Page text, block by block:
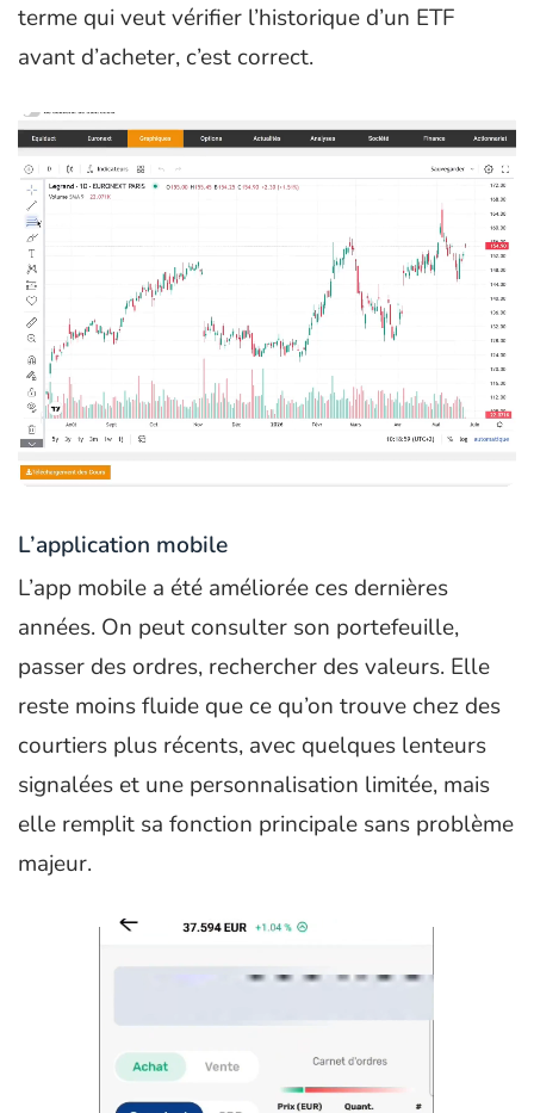
terme qui veut vérifier l’historique d’un ETF
avant d’acheter, c’est correct.
L’application mobile
L’app mobile a été améliorée ces dernières
années. On peut consulter son portefeuille,
passer des ordres, rechercher des valeurs. Elle
reste moins fluide que ce qu’on trouve chez des
courtiers plus récents, avec quelques lenteurs
signalées et une personnalisation limitée, mais
elle remplit sa fonction principale sans problème
majeur.